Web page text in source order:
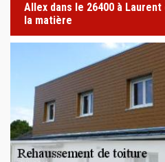
Allex dans le 26400 à
la matière